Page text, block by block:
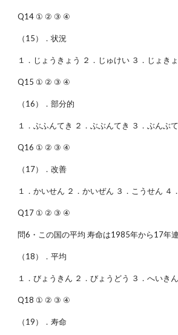
Q14 ① ② ③ ④
（15）．状況
１．じょうきょう ２．じゅけい ３．じょき
Q15 ① ② ③ ④
（16）．部分的
１．ぶふんてき ２．ぶぶんてき ３．ぶんぶ
Q16 ① ② ③ ④
（17）．改善
１．かいせん ２．かいぜん ３．こうせん ４
Q17 ① ② ③ ④
問6・この国の平均 寿命は1985年から17年
（18）．平均
１．びょうきん ２．びょうどう ３．へいき
Q18 ① ② ③ ④
（19）．寿命